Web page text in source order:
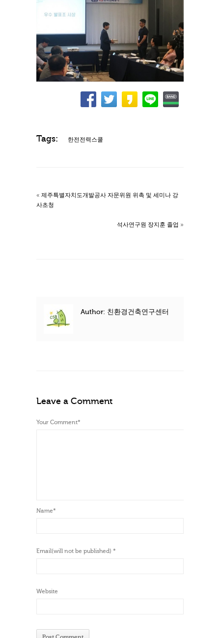
Tags: 한전전력스쿨
« 제주특별자치도개발공사 자문위원 위촉 및 세미나 강
사초청
석사연구원 장지훈 졸업 »
Author: 친환경건축연구센터
Leave a Comment
Your Comment*
Name*
Email(will not be published) *
Website